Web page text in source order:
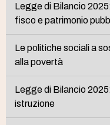
Legge di Bilancio
fisco e patrimonio
Le politiche sociali a
alla povertà
Legge di Bilancio
istruzione